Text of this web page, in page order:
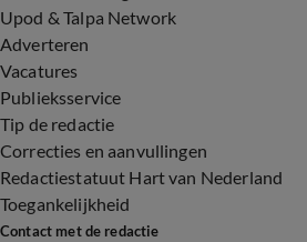
Upod & Talpa Network
Adverteren
Vacatures
Publieksservice
Tip de redactie
Correcties en aanvullingen
Redactiestatuut Hart van Nederland
Toegankelijkheid
Contact met de redactie